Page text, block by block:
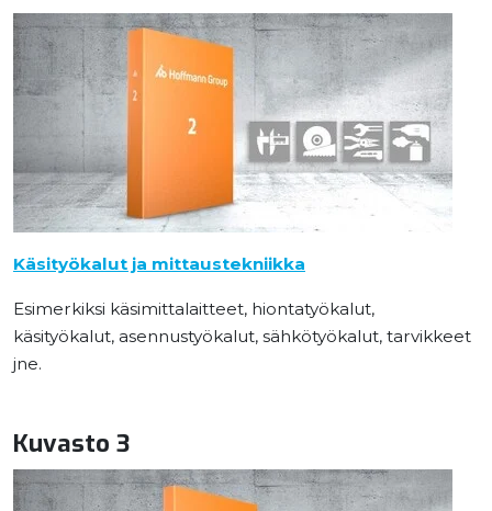
Käsityökalut ja mittaustekniikka
Esimerkiksi käsimittalaitteet, hiontatyökalut,
käsityökalut, asennustyökalut, sähkötyökalut, tarvikkeet
jne.
Kuvasto 3